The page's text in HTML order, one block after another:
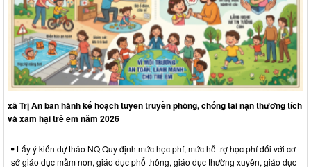
xã Trị An ban hành kế hoạch tuyên truyền phòng, chống tai nạn thương tích
và xâm hại trẻ em năm 2026
Lấy ý kiến dự thảo NQ Quy định mức học phí, mức hỗ trợ học phí đối với cơ
sở giáo dục mầm non, giáo dục phổ thông, giáo dục thường xuyên, giáo dục